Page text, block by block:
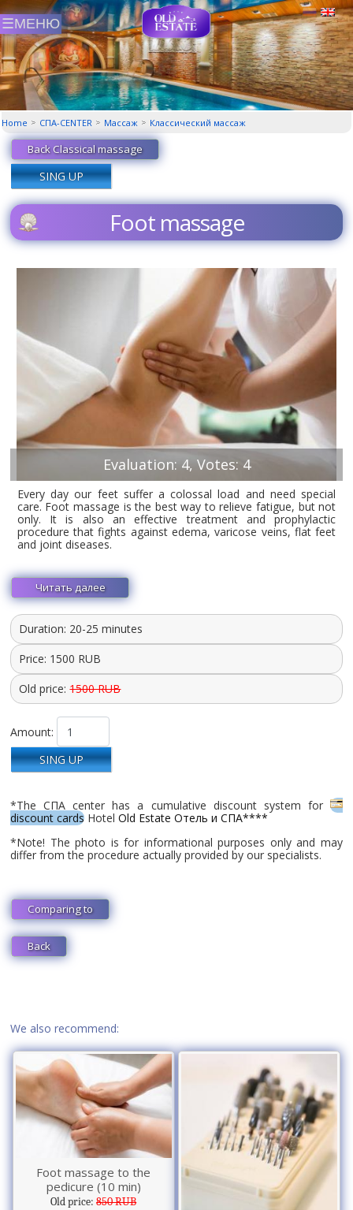
Home СПА-CENTER Массаж Классический маcсаж
Back Classical massage
SING UP
Foot massage
Evaluation: 4, Votes: 4
Every day our feet suffer a colossal load and need special
care. Foot massage is the best way to relieve fatigue, but not
only. It is also an effective treatment and prophylactic
procedure that fights against edema, varicose veins, flat feet
and joint diseases.
Читать далее
Duration: 20-25 minutes
Price: 1500 RUB
Old price:1500 RUB
Amount:
SING UP
*The СПА center has a cumulative discount system for
discount cards HotelOld Estate Отель и СПА****
*Note! The photo is for informational purposes only and may
differ from the procedure actually provided by our specialists.
Comparing to
Back
We also recommend:
Foot massage to the
pedicure (10 min)
Old price:850 RUB